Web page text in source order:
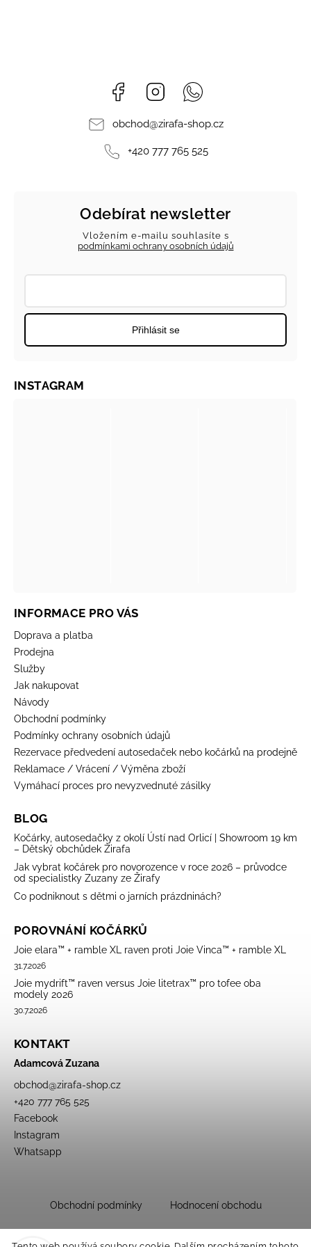
Facebook Instagram
obchod@zirafa-shop.cz
+420 777 765 525
Odebírat newsletter
Vložením e-mailu souhlasíte s
podmínkami ochrany osobních údajů
Přihlásit se
INFORMACE PRO VÁS
Doprava a platba
Prodejna
Služby
Jak nakupovat
Návody
Obchodní podmínky
Podmínky ochrany osobních údajů
Rezervace předvedení autosedaček nebo kočárků na prodejně
Reklamace / Vrácení / Výměna zboží
Vymáhací proces pro nevyzvednuté zásilky
BLOG
Kočárky, autosedačky z okolí Ústí nad Orlicí | Showroom 19 km
– Dětský obchůdek Žirafa
Jak vybrat kočárek pro novorozence v roce 2026 – průvodce
od specialistky Zuzany ze Žirafy
Co podniknout s dětmi o jarních prázdninách?
POROVNÁNÍ KOČÁRKŮ
Joie elara™ + ramble XL raven proti Joie Vinca™ + ramble XL
31.7.2026
Joie mydrift™ raven versus Joie litetrax™ pro tofee oba
modely 2026
30.7.2026
KONTAKT
Adamcová Zuzana
obchod@zirafa-shop.cz
+420 777 765 525
Facebook
Instagram
Whatsapp
INSTAGRAM
Obchodní podmínky Hodnocení obchodu